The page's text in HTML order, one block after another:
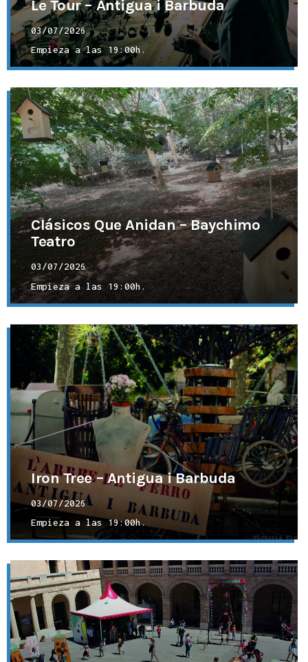
Le Tour – Antigua i Barbuda
03/07/2026
Empieza a las19:00h.
Clásicos Que Anidan – Baychimo
Teatro
03/07/2026
Empieza a las 19:00h.
Iron Tree – Antigua i Barbuda
03/07/2026
Empieza a las19:00h.